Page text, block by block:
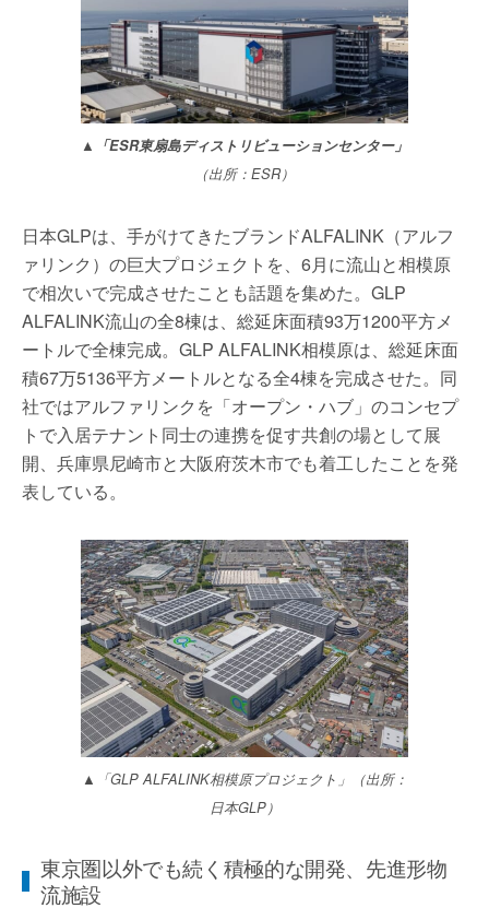
▲「ESR東扇島ディストリビューションセンター」
（出所：ESR）
日本GLPは、手がけてきたブランドALFALINK（アルフ
ァリンク）の巨大プロジェクトを、6月に流山と相模原
で相次いで完成させたことも話題を集めた。GLP
ALFALINK流山の全8棟は、総延床面積93万1200平方メ
ートルで全棟完成。GLP ALFALINK相模原は、総延床面
積67万5136平方メートルとなる全4棟を完成させた。同
社ではアルファリンクを「オープン・ハブ」のコンセプ
トで入居テナント同士の連携を促す共創の場として展
開、兵庫県尼崎市と大阪府茨木市でも着工したことを発
表している。
▲「GLP ALFALINK相模原プロジェクト」（出所：
日本GLP）
東京圏以外でも続く積極的な開発、先進形物
流施設